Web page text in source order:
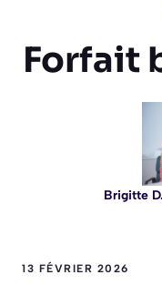
Forfait
Brigitte
13 FÉVRIER 2026